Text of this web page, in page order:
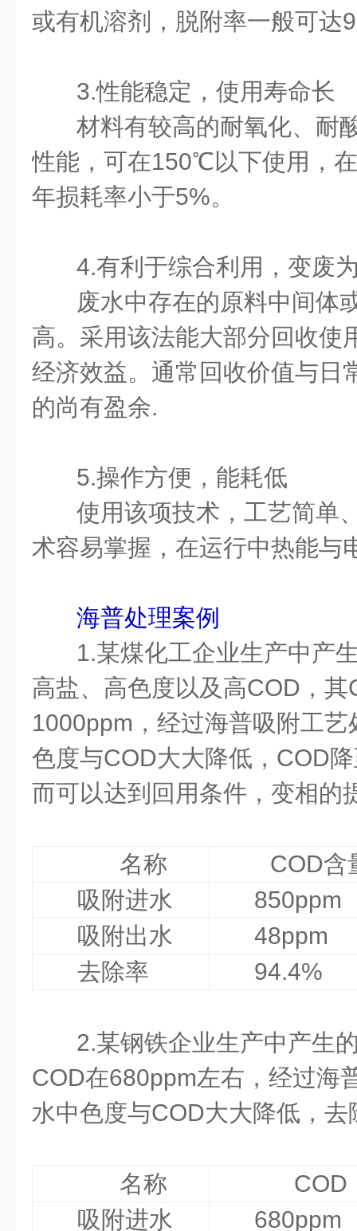
或有机溶剂，脱附率一般可达
3.性能稳定，使用寿命长
材料有较高的耐氧化、耐
性能，可在150℃以下使用，
年损耗率小于5%。
4.有利于综合利用，变废
废水中存在的原料中间体
高。采用该法能大部分回收使
经济效益。通常回收价值与日
的尚有盈余.
5.操作方便，能耗低
使用该项技术，工艺简单
术容易掌握，在运行中热能与
海普处理案例
1.某煤化工企业生产中产
高盐、高色度以及高COD，其
1000ppm，经过海普吸附工
色度与COD大大降低，COD
而可以达到回用条件，变相的
名称
COD含
吸附进水
850ppm
吸附出水
48ppm
去除率
94.4%
2.某钢铁企业生产中产生
COD在680ppm左右，经过海
水中色度与COD大大降低，
名称
COD
吸附进水
680ppm